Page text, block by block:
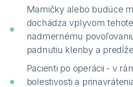
Mamičky alebo budúce
dochádza vplyvom
nadmernému
padnutiu klenby a
Pacienti po operácii - v
bolestivosti a